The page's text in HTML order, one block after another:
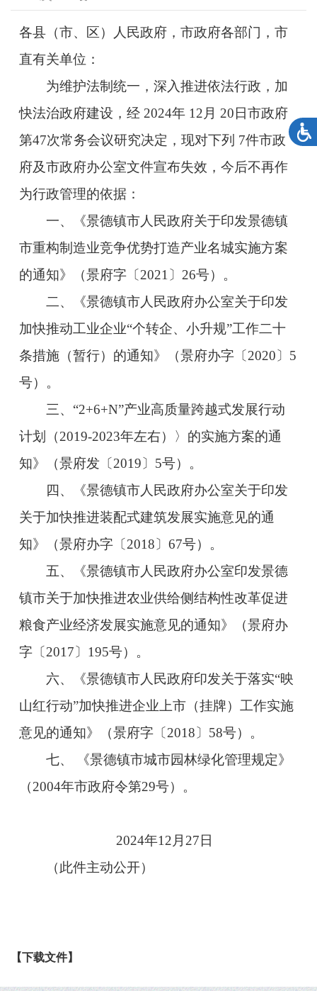
各县（市、区）人民政府，市政府各部门，市
直有关单位：
为维护法制统一，深入推进依法行政，加
快法治政府建设，经 2024年 12月 20日市政府
第47次常务会议研究决定，现对下列 7件市政
府及市政府办公室文件宣布失效，今后不再作
为行政管理的依据：
一、《景德镇市人民政府关于印发景德镇
市重构制造业竞争优势打造产业名城实施方案
的通知》（景府字〔2021〕26号）。
二、《景德镇市人民政府办公室关于印发
加快推动工业企业“个转企、小升规”工作二十
条措施（暂行）的通知》（景府办字〔2020〕5
号）。
三、 “2+6+N”产业高质量跨越式发展行动
计划（2019-2023年左右）〉 的实施方案的通
知》（景府发〔2019〕5号）。
四、《景德镇市人民政府办公室关于印发
关于加快推进装配式建筑发展实施意见的通
知》（景府办字〔2018〕67号）。
五、《景德镇市人民政府办公室印发景德
镇市关于加快推进农业供给侧结构性改革促进
粮食产业经济发展实施意见的通知》
（景府办
字〔2017〕195号）。
六、《景德镇市人民政府印发关于落实“映
山红行动”加快推进企业上市（挂牌）工作实施
意见的通知》（景府字〔2018〕58号）。
七、 《景德镇市城市园林绿化管理规定》
（2004年市政府令第29号）。
2024年12月27日
（此件主动公开）
【下载文件】